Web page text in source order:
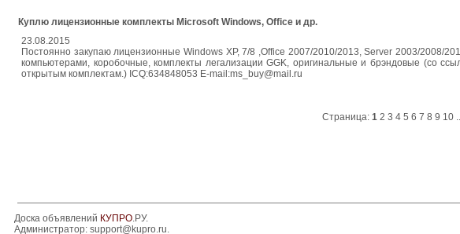
Куплю лицензионные комплекты Microsoft Windows, Office и др.
23.08.2015
Постоянно закупаю лицензионные Windows XP, 7/8 ,Office 2007/2010/2013, Server 2003/2008/
компьютерами, коробочные, комплекты легализации GGK, оригинальные и брэндовые (со
открытым комплектам.) ICQ:634848053 E-mail:ms_buy@mail.ru
Страница: 1 2 3 4 5 6 7 8 9 10
Доска объявлений КУПРО.РУ.
Администратор: support@kupro.ru.